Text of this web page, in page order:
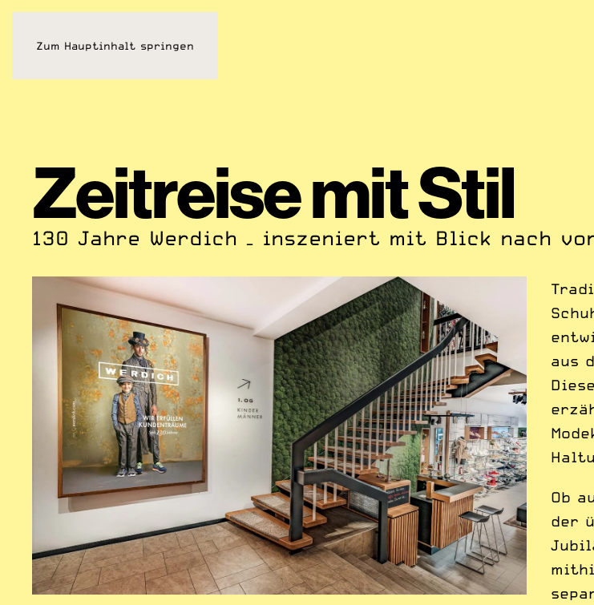
Zum Hauptinhalt springen
Zeitreise mit Stil
130 Jahre Werdich – inszeniert mit Blick nach
aus
Ob
der